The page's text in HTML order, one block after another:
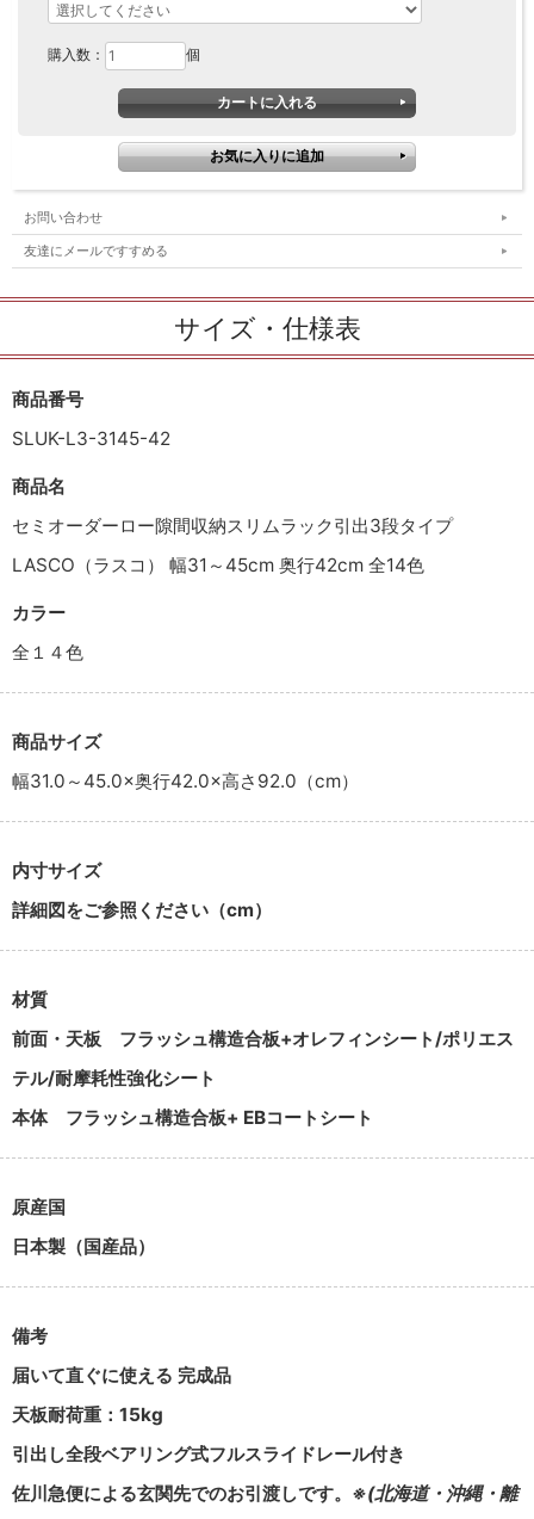
購入数： 個
お問い合わせ
友達にメールですすめる
サイズ・仕様表
商品番号
SLUK-L3-3145-42
商品名
セミオーダーロー隙間収納スリムラック引出3段タイプ
LASCO（ラスコ） 幅31～45cm 奥行42cm 全14色
カラー
全１４色
商品サイズ
幅31.0～45.0×奥行42.0×高さ92.0（cm）
内寸サイズ
詳細図をご参照ください（cm）
材質
前面・天板 フラッシュ構造合板+オレフィンシート/ポリエス
テル/耐摩耗性強化シート
本体フラッシュ構造合板+ EBコートシート
原産国
日本製（国産品）
備考
届いて直ぐに使える 完成品
天板耐荷重：15kg
引出し全段ベアリング式フルスライドレール付き
佐川急便による玄関先でのお引渡しです。 ※(北海道・沖縄・離